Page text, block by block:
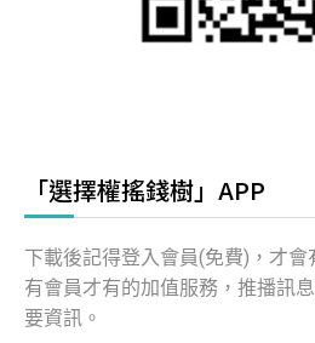
「選擇權搖錢樹」APP
下載後記得登入會員(免費)，才
有會員才有的加值服務，推播訊
要資訊。